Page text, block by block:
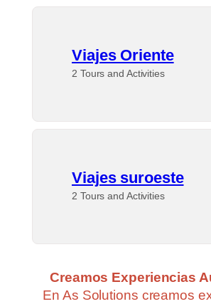
Viajes Oriente
2 Tours and Activities
Viajes suroeste
2 Tours and Activities
Creamos Experiencias
En As Solutions creamos